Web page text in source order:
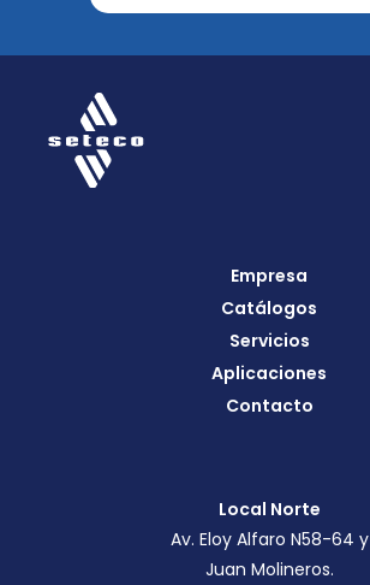
Empresa
Catálogos
Servicios
Aplicaciones
Contacto
Local Norte
Av. Eloy Alfaro N58-64 y
Juan Molineros.